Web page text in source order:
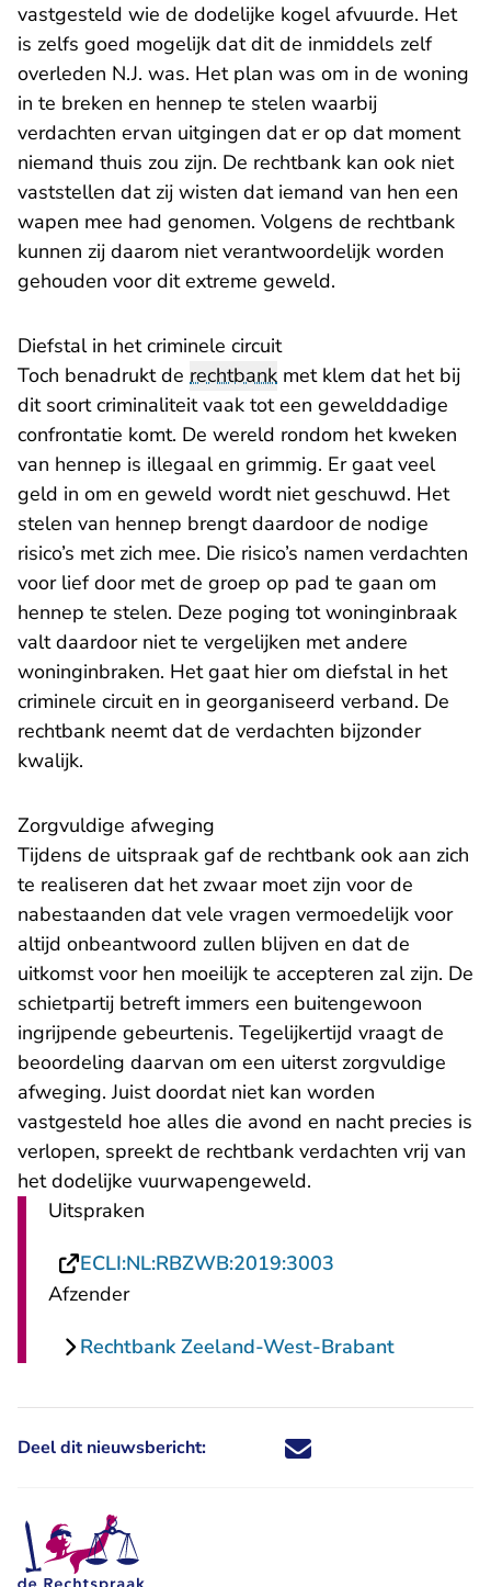
vastgesteld wie de dodelijke kogel afvuurde. Het
is zelfs goed mogelijk dat dit de inmiddels zelf
overleden N.J. was. Het plan was om in de woning
in te breken en hennep te stelen waarbij
verdachten ervan uitgingen dat er op dat moment
niemand thuis zou zijn. De rechtbank kan ook niet
vaststellen dat zij wisten dat iemand van hen een
wapen mee had genomen. Volgens de rechtbank
kunnen zij daarom niet verantwoordelijk worden
gehouden voor dit extreme geweld.
Diefstal in het criminele circuit
Toch benadrukt de rechtbank met klem dat het bij
dit soort criminaliteit vaak tot een gewelddadige
confrontatie komt. De wereld rondom het kweken
van hennep is illegaal en grimmig. Er gaat veel
geld in om en geweld wordt niet geschuwd. Het
stelen van hennep brengt daardoor de nodige
risico’s met zich mee. Die risico’s namen verdachten
voor lief door met de groep op pad te gaan om
hennep te stelen. Deze poging tot woninginbraak
valt daardoor niet te vergelijken met andere
woninginbraken. Het gaat hier om diefstal in het
criminele circuit en in georganiseerd verband. De
rechtbank neemt dat de verdachten bijzonder
kwalijk.
Zorgvuldige afweging
Tijdens de uitspraak gaf de rechtbank ook aan zich
te realiseren dat het zwaar moet zijn voor de
nabestaanden dat vele vragen vermoedelijk voor
altijd onbeantwoord zullen blijven en dat de
uitkomst voor hen moeilijk te accepteren zal zijn. De
schietpartij betreft immers een buitengewoon
ingrijpende gebeurtenis. Tegelijkertijd vraagt de
beoordeling daarvan om een uiterst zorgvuldige
afweging. Juist doordat niet kan worden
vastgesteld hoe alles die avond en nacht precies is
verlopen, spreekt de rechtbank verdachten vrij van
het dodelijke vuurwapengeweld.
Uitspraken
ECLI:NL:RBZWB:2019:3003
Afzender
Rechtbank Zeeland-West-Brabant
Deel dit nieuwsbericht: Deel dit nieuwsbericht via X -
Deel dit nieuwsbericht via
Deel dit nieuwsbericht
Deel dit